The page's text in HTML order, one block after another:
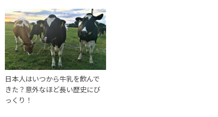
日本人はいつから牛乳を飲んで
きた？意外なほど長い歴史にび
っくり！